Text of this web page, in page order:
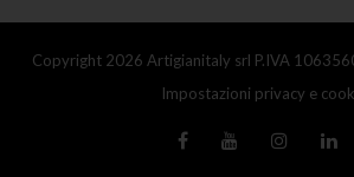
Copyright 2026 Artigianitaly srl P.IVA
Impostazioni privacy e